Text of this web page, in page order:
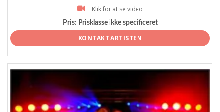
Klik for at se video
Pris: Prisklasse ikke specificeret
KONTAKT ARTISTEN